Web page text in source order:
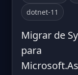
dotnet-11
Migrar de
para